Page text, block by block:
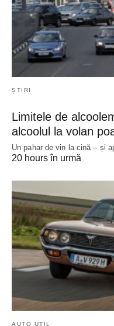
ȘTIRI
Limitele de
alcoolul la volan
Un pahar de vin la cină – și
20 hours în urmă
AUTO UTIL